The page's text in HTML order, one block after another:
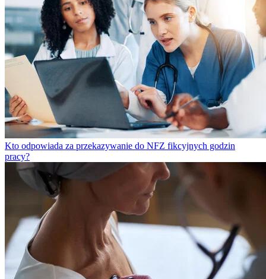
Kto odpowiada za przekazywanie do NFZ fikcyjnych godzin
pracy?